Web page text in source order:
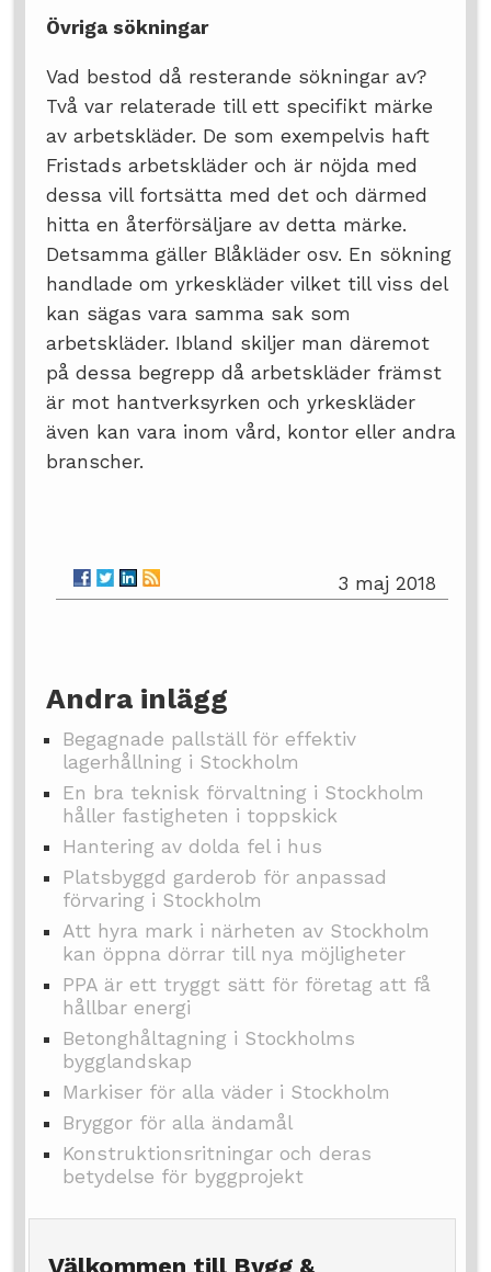
Övriga sökningar
Vad bestod då resterande sökningar av?
Två var relaterade till ett specifikt märke
av arbetskläder. De som exempelvis haft
Fristads arbetskläder och är nöjda med
dessa vill fortsätta med det och därmed
hitta en återförsäljare av detta märke.
Detsamma gäller Blåkläder osv. En sökning
handlade om yrkeskläder vilket till viss del
kan sägas vara samma sak som
arbetskläder. Ibland skiljer man däremot
på dessa begrepp då arbetskläder främst
är mot hantverksyrken och yrkeskläder
även kan vara inom vård, kontor eller andra
branscher.
3 maj 2018
Andra inlägg
Begagnade pallställ för effektiv
lagerhållning i Stockholm
En bra teknisk förvaltning i Stockholm
håller fastigheten i toppskick
Hantering av dolda fel i hus
Platsbyggd garderob för anpassad
förvaring i Stockholm
Att hyra mark i närheten av Stockholm
kan öppna dörrar till nya möjligheter
PPA är ett tryggt sätt för företag att få
hållbar energi
Betonghåltagning i Stockholms
bygglandskap
Markiser för alla väder i Stockholm
Bryggor för alla ändamål
Konstruktionsritningar och deras
betydelse för byggprojekt
Välkommen till Bygg &